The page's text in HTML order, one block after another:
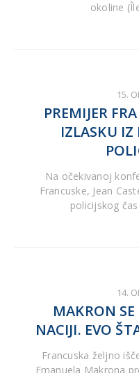
okoline
15.
PREMIJER
IZLASKU IZ
Na očekivanoj
Francuske, Jean
policijskog
14.
MAKRON SE
NACIJI. EVO
Francuska željno
Emanuela Makrona